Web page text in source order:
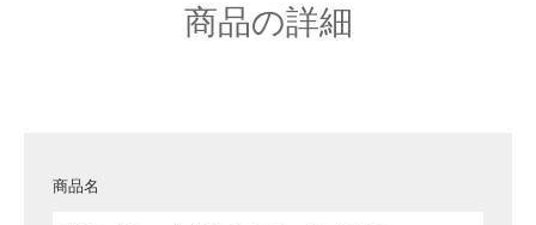
商品の詳細
商品名